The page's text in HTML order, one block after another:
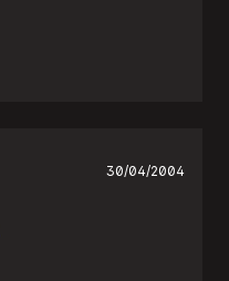
30/04/2004